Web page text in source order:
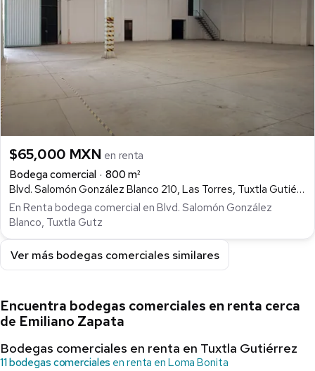
$65,000 MXN en renta
Bodega comercial
800 m²
Blvd. Salomón González Blanco 210, Las Torres, Tuxtla Gutiérrez
En Renta bodega comercial en Blvd. Salomón González
Blanco, Tuxtla Gutz
Ver más bodegas comerciales similares
Encuentra bodegas comerciales en renta cerca
de Emiliano Zapata
Bodegas comerciales en renta en Tuxtla Gutiérrez
11 bodegas comerciales en renta en Loma Bonita